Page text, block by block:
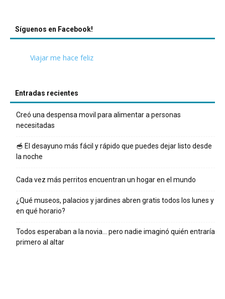
Síguenos en Facebook!
Viajar me hace feliz
Entradas recientes
Creó una despensa movil para alimentar a personas
necesitadas
🥣 El desayuno más fácil y rápido que puedes dejar listo desde
la noche
Cada vez más perritos encuentran un hogar en el mundo
¿Qué museos, palacios y jardines abren gratis todos los lunes y
en qué horario?
Todos esperaban a la novia… pero nadie imaginó quién entraría
primero al altar